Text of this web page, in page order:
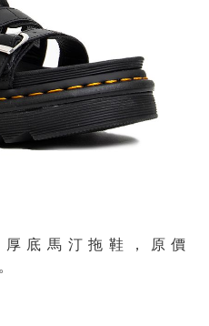
底馬汀拖鞋，原價